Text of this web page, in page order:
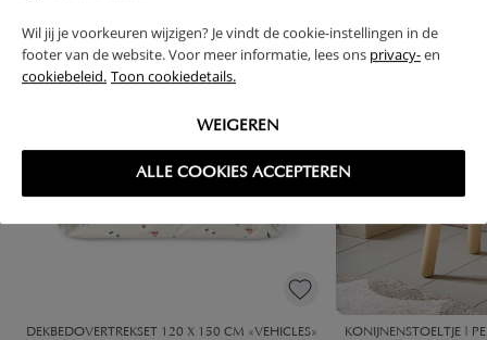
Wil jij je voorkeuren wijzigen? Je vindt de cookie-instellingen in de
footer van de website. Voor meer informatie, lees ons privacy-en
cookiebeleid. Toon cookiedetails.
WEIGEREN
ALLE COOKIES ACCEPTEREN
DEKBEDOVERTREKSET 120 X 150 CM «VEHICLES»
KONIJNENSTOELTJE |